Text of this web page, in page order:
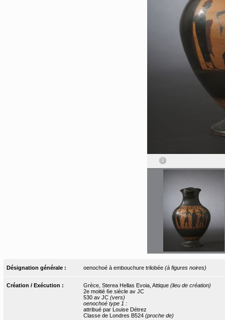
Désignation générale : oenochoé à embouchure trilobée (à figures noires)
Création / Exécution : Grèce, Sterea Hellas Evoia, Attique (lieu de création)
2e moitié 6e siècle av JC
530 av JC (vers)
oenochoé type 1 :
attribué par Louise Détrez
Classe de Londres B524 (proche de)